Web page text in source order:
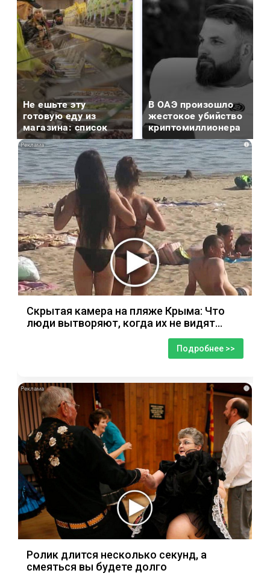
Не ешьте эту
готовую еду из
магазина: список
В ОАЭ произошло
жестокое убийство
криптомиллионера
i
Скрытая камера на пляже Крыма: Что
люди вытворяют, когда их не видят...
Подробнее >>
i
Ролик длится несколько секунд, а
смеяться вы будете долго